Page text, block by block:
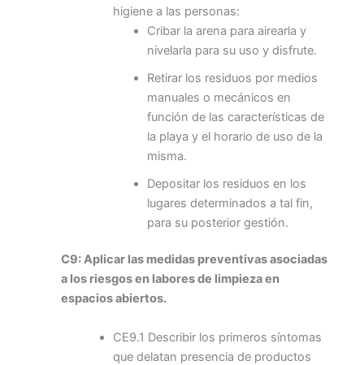
higiene a las personas:
Cribar la arena para airearla y
nivelarla para su uso y disfrute.
Retirar los residuos por medios
manuales o mecánicos en
función de las características de
la playa y el horario de uso de la
misma.
Depositar los residuos en los
lugares determinados a tal fin,
para su posterior gestión.
C9: Aplicar las medidas preventivas asociadas
a los riesgos en labores de limpieza en
espacios abiertos.
CE9.1 Describir los primeros síntomas
que delatan presencia de productos